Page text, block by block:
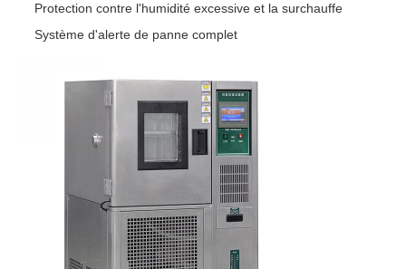
Protection contre l'humidité excessive et la surchauffe
Système d'alerte de panne complet